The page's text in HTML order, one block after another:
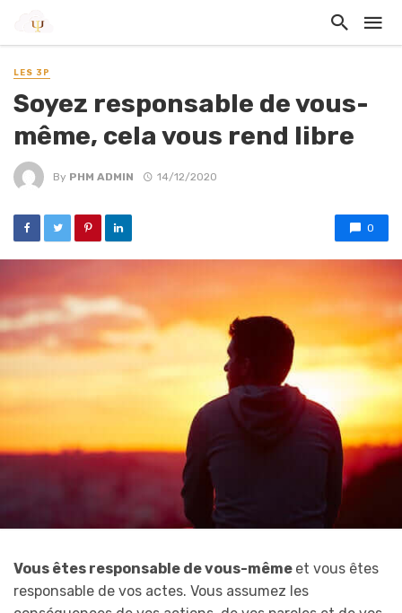
LES 3P
Soyez responsable de vous-
même, cela vous rend libre
By PHM ADMIN 14/12/2020
0
Vous êtes responsable de vous-même et vous êtes
responsable de vos actes. Vous assumez les